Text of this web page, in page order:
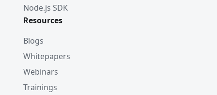
Node.js SDK
Resources
Blogs
Whitepapers
Webinars
Trainings